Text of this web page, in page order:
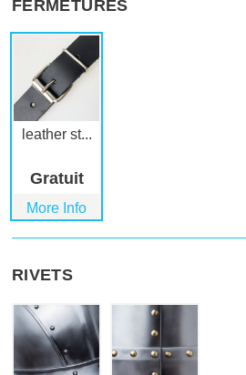
FERMETURES
leather st...
Gratuit
More Info
RIVETS